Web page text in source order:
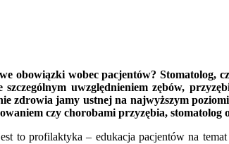
obowiązki wobec pacjentów?
uwzględnieniem zębów,
jamy ustnej na najwyższym
czy chorobami przyzębia, stomatolog
to profilaktyka – edukacja pacjentów na